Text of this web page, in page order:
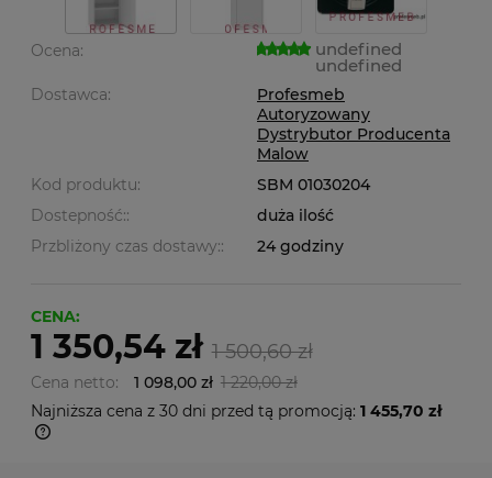
Ocena: undefined
undefined
Dostawca:
Profesmeb
Autoryzowany
Dystrybutor Producenta
Malow
Kod produktu:
SBM 01030204
Dostepność::
duża ilość
Przbliżony czas dostawy::
24 godziny
CENA:
1 350,54 zł 1 500,60 zł
Cena netto: 1 098,00 zł 1 220,00 zł
Najniższa cena z 30 dni przed tą promocją: 1 455,70 zł